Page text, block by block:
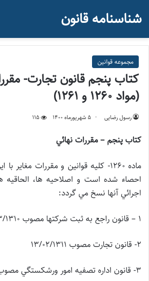
شناسنامه قانون
مجموعه قوانین
کتاب پنجم قانون تجارت-
(مواد 1260 و 1261)
رسول رضایی ۵ شهریور‌ماه ۱۴۰۰ 115
كتاب پنجم – مقررات نهائي
ماده 1260- كليه قوانين و مقررات
احصاء شده است و اصلاحيه ها،
اجرائي آنها نسخ مي گردد:
1 – قانون راجع به ثبت شركتها مصوب 02/03/1310
2- قانون تجارت مصوب 13/02/1311
3- قانون اداره تصفيه امور ورشكستگي مصوب 24/04/1318